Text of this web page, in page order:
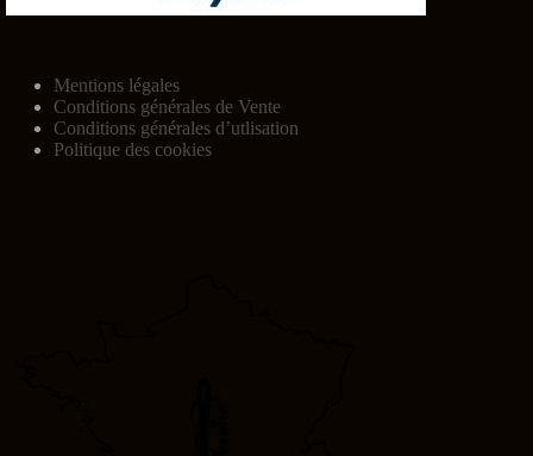
Mentions légales
Conditions générales de Vente
Conditions générales d’utlisation
Politique des cookies